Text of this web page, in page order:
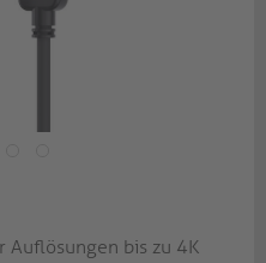
bis zu 4K